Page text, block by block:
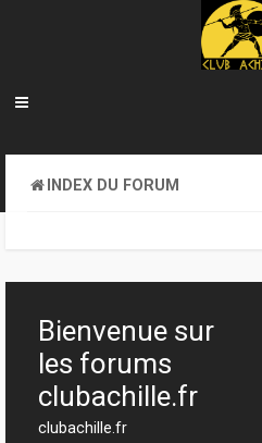
INDEX DU FORUM
Bienvenue sur
les forums
clubachille.fr
clubachille.fr